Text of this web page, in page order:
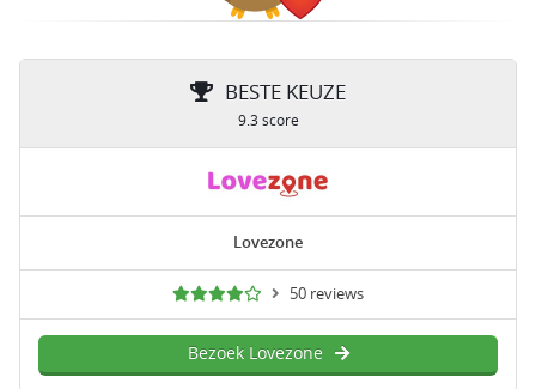
BESTE KEUZE
9.3 score
Lovezone
50 reviews
Bezoek Lovezone